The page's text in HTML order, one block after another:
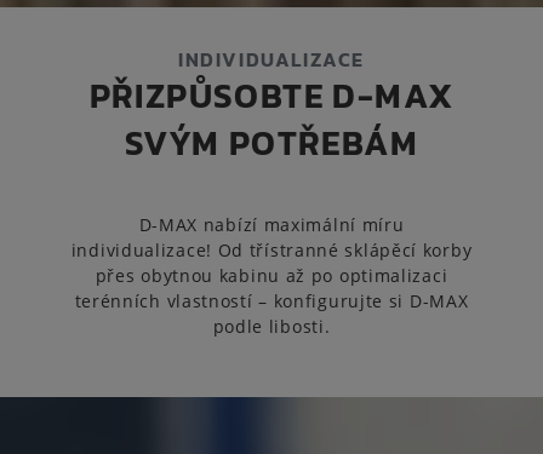
INDIVIDUALIZACE
PŘIZPŮSOBTE D-MAX
SVÝM POTŘEBÁM
D-MAX nabízí maximální míru
individualizace! Od třístranné sklápěcí korby
přes obytnou kabinu až po optimalizaci
terénních vlastností – konfigurujte si D-MAX
podle libosti.